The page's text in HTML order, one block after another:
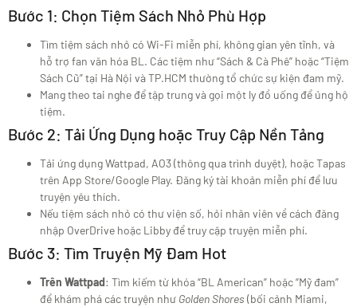
Bước 1: Chọn Tiệm Sách Nhỏ Phù Hợp
Tìm tiệm sách nhỏ có Wi-Fi miễn phí, không gian yên tĩnh, và
hỗ trợ fan văn hóa BL. Các tiệm như “Sách & Cà Phê” hoặc “Tiệm
Sách Cũ” tại Hà Nội và TP.HCM thường tổ chức sự kiện đam mỹ.
Mang theo tai nghe để tập trung và gọi một ly đồ uống để ủng hộ
tiệm.
Bước 2: Tải Ứng Dụng hoặc Truy Cập Nền Tảng
Tải ứng dụng Wattpad, AO3 (thông qua trình duyệt), hoặc Tapas
trên App Store/Google Play. Đăng ký tài khoản miễn phí để lưu
truyện yêu thích.
Nếu tiệm sách nhỏ có thư viện số, hỏi nhân viên về cách đăng
nhập OverDrive hoặc Libby để truy cập truyện miễn phí.
Bước 3: Tìm Truyện Mỹ Đam Hot
Trên Wattpad: Tìm kiếm từ khóa “BL American” hoặc “Mỹ đam”
để khám phá các truyện như Golden Shores (bối cảnh Miami,